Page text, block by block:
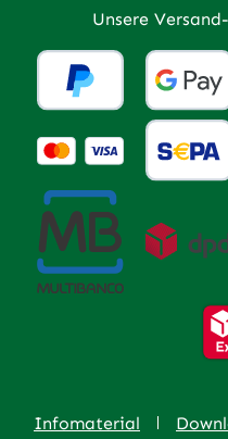
Unsere
Infomaterial